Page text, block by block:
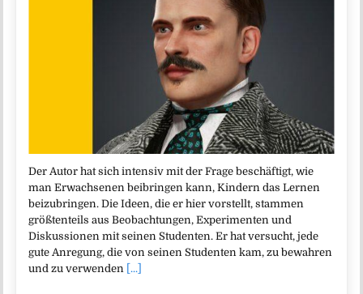
Der Autor hat sich intensiv mit der Frage beschäftigt, wie
man Erwachsenen beibringen kann, Kindern das Lernen
beizubringen. Die Ideen, die er hier vorstellt, stammen
größtenteils aus Beobachtungen, Experimenten und
Diskussionen mit seinen Studenten. Er hat versucht, jede
gute Anregung, die von seinen Studenten kam, zu bewahren
und zu verwenden [...]